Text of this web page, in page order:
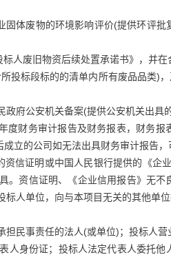
体废物的环境影响评价(提供环评批
人废旧物资后续处置承诺书》，并
投标段标的的清单内所有废品品类)
府公安机关备案(提供公安机关出具
财务审计报告及财务报表，财务报
立的公司如无法出具财务审计报告，
信证明或中国人民银行提供的《企
。资信证明、《企业信用报告》无不
人单位，向与本项目无关的其他单位
民事责任的法人(或单位)；投标人营
身份证；投标人法定代表人委托他